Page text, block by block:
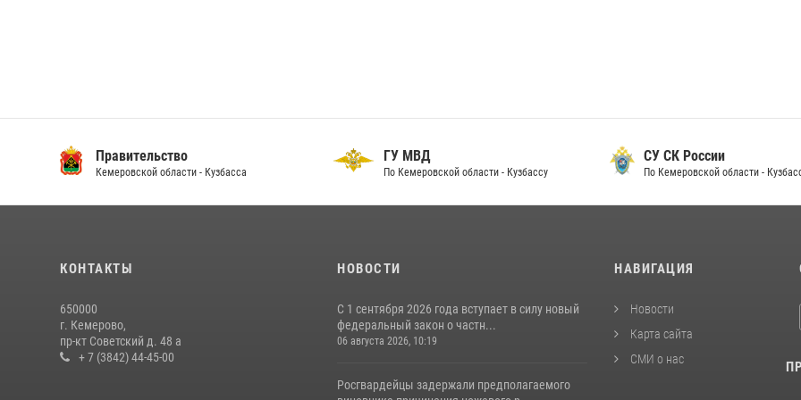
Правительство
Кемеровской области - Кузбасса
ГУ МВД
По Кемеровской области - Кузбассу
СУ СК России
По Кемеровской области -
КОНТАКТЫ
650000
г. Кемерово,
пр-кт Советский д. 48 а
+ 7 (3842) 44-45-00
НОВОСТИ
С 1 сентября 2026 года вступает в силу новый
федеральный закон о частн...
06 августа 2026, 10:19
Росгвардейцы задержали предполагаемого
НАВИГАЦИЯ
Новости
Карта сайта
СМИ о нас